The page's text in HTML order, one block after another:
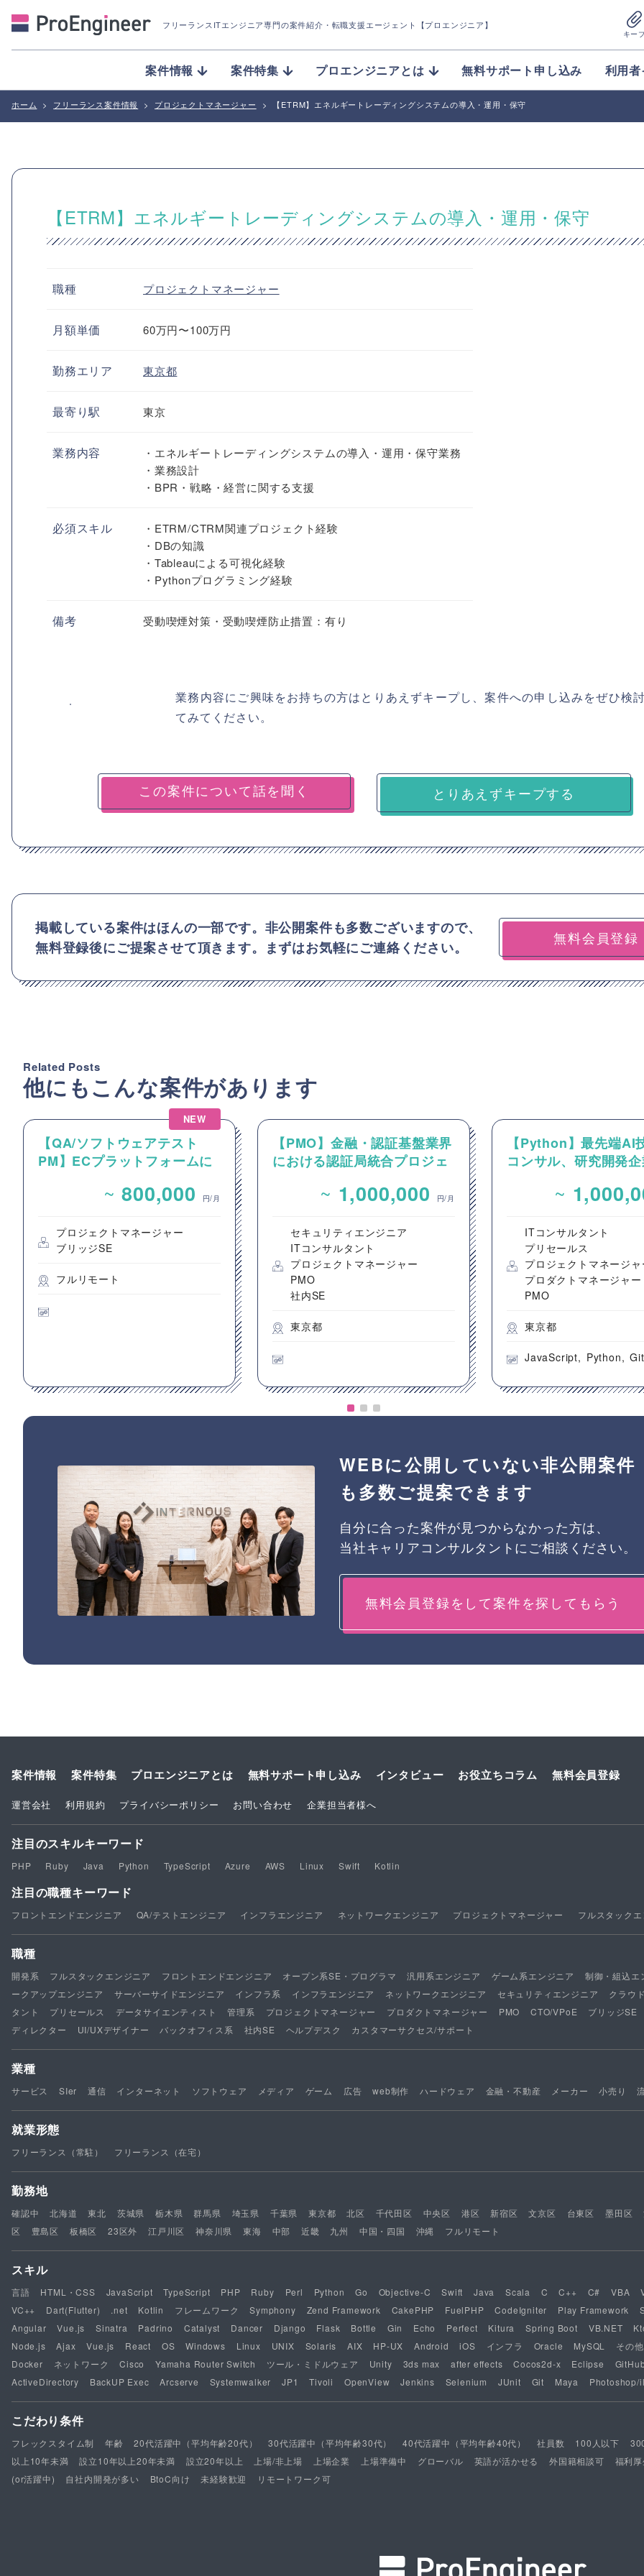
フリーランスITエンジニア専門の案件紹介 ・転職支援エージェント【プロエンジニア】
キー
案件情報 案件特集 プロエンジニアとは 無料サポート申し込み 利用
ホーム > フリーランス案件情報 > プロジェクトマネージャー > 【ETRM】エネルギートレーディングシステムの導入・運用・保守
【ETRM】エネルギートレーディングシステムの導入・運用・保守
職種 プロジェクトマネージャー
月額単価 60万円〜100万円
勤務エリア 東京都
最寄り駅 東京
業務内容
・エネルギートレーディングシステムの導入・運用・保守業務
・業務設計
・BPR・戦略・経営に関する支援
必須スキル
・ETRM/CTRM関連プロジェクト経験
・DBの知識
・Tableauによる可視化経験
・Pythonプログラミング経験
備考 受動喫煙対策・受動喫煙防止措置：有り
業務内容にご興味をお持ちの方はとりあえずキープし、案件への申し込みをぜひ検
てみてください。
とりあえずキープする
掲載している案件はほんの一部です。非公開案件も多数ございますので、
無料登録後にご提案させて頂きます。まずはお気軽にご連絡ください。
無料会員登録
Related Posts
他にもこんな案件があります
NEW
【QA/ソフトウェアテスト
PM】ECプラットフォームに
PM・PL案件
~ 800,000 円/月
プロジェクトマネージャー
ブリッジSE
フルリモート
【PMO】金融・認証基盤業界
における認証局統合プロジェ
~ 1,000,000 円/月
セキュリティエンジニア
ITコンサルタント
プロジェクトマネージャー
PMO
社内SE
東京都
【Python】最先端AI
コンサル、研究開発
~
ITコンサルタント
プリセールス
プロジェクトマネージ
プロダクトマネージャー
PMO
東京都
JavaScript Python
WEBに公開していない非公開案件
も多数ご提案できます
自分に合った案件が見つからなかった方は、
当社キャリアコンサルタントにご相談ください。
無料会員登録をして案件を探してもらう
案件情報 案件特集 プロエンジニアとは 無料サポート申し込み インタビュー お役立ちコラム 無料会員登録
運営会社 利用規約 プライバシーポリシー お問い合わせ 企業担当者様へ
注目のスキルキーワード
PHP Ruby Java Python TypeScript Azure AWS Linux Swift Kotlin
注目の職種キーワード
フロントエンドエンジニア QA/テストエンジニア インフラエンジニア ネットワークエンジニア プロジェクトマネージャー フルスタック
職種
開発系 フルスタックエンジニア フロントエンドエンジニア オープン系SE・プログラマ 汎用系エンジニア ゲーム系エンジニア
制御・組込エ
ークアップエンジニア
サーバーサイドエンジニア インフラ系 インフラエンジニア ネットワークエンジニア セキュリティエンジニア
クラウ
タント
プリセールス データサイエンティスト 管理系 プロジェクトマネージャー プロダクトマネージャー PMO CTO/VPoE
ブリッジSE
ディレクター
UI/UXデザイナー バックオフィス系 社内SE ヘルプデスク カスタマーサクセス/サポート
業種
サービス SIer 通信 インターネット ソフトウェア メディア ゲーム 広告 web制作 ハードウェア 金融・不動産 メーカー 小売り
就業形態
フリーランス（常駐） フリーランス（在宅）
勤務地
確認中 北海道 東北 茨城県 栃木県 群馬県 埼玉県 千葉県 東京都 北区 千代田区 中央区 港区 新宿区 文京区 台東区 墨田区
区
豊島区 板橋区 23区外 江戸川区 神奈川県 東海 中部 近畿 九州 中国・四国 沖縄 フルリモート
スキル
言語 HTML・CSS JavaScript TypeScript PHP Ruby Perl Python Go Objective-C Swift Java Scala C C++ C# VBA
VC++
Dart(Flutter) .net Kotlin フレームワーク Symphony Zend Framework CakePHP FuelPHP CodeIgniter Play Framework
Angular
Vue.js Sinatra Padrino Catalyst Dancer Django Flask Bottle Gin Echo Perfect Kitura Spring Boot VB.NET
Node.js
Ajax Vue.js React OS Windows Linux UNIX Solaris AIX HP-UX Android iOS インフラ Oracle MySQL
その他
Docker
ネットワーク Cisco Yamaha Router Switch ツール・ミドルウェア Unity 3ds max after effects Cocos2d-x Eclipse
ActiveDirectory
BackUP Exec Arcserve Systemwalker JP1 Tivoli OpenView Jenkins Selenium JUnit Git Maya Photoshop/
こだわり条件
フレックスタイム制 年齢 20代活躍中（平均年齢20代） 30代活躍中（平均年齢30代） 40代活躍中（平均年齢40代） 社員数 100人以下
以上10年未満
設立10年以上20年未満 設立20年以上 上場/非上場 上場企業 上場準備中 グローバル 英語が活かせる 外国籍相談可
福利
(or活躍中)
自社内開発が多い BtoC向け 未経験歓迎 リモートワーク可